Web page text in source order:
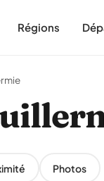
Régions
Photos